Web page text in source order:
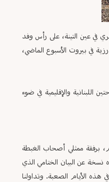
في عين التينة، على رأس وفد
في بيروت الأسبوع الماضي،
اللبنانية والإقليمية في ضوء
برفقة ممثلي أصحاب الغبطة
نسخة عن البيان الختامي الذي
هذه الأيام الصعبة. وتداولنا